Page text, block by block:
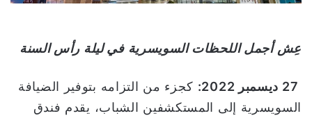
ت
ن
ا
عِش أجمل اللحظات السويسرية في ليلة رأس السنة
27 ديسمبر
كجزء من التزامه بتوفير الضيافة
السويسرية إلى المستكشفين الشباب، يقدم فندق